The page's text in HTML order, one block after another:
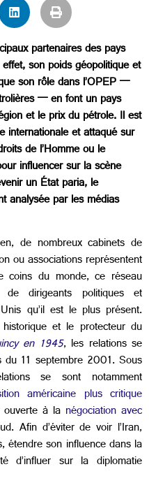
partenaires des pays
son poids géopolitique et
son rôle dans l’OPEP —
— en font un pays
et le prix du pétrole. Il est
internationale et attaqué sur
de l’Homme ou le
influencer sur la scène
un État paria, le
analysée par les médias
de nombreux cabinets de
ou associations représentent
coins du monde, ce réseau
de dirigeants politiques et
qu’il est le plus présent.
et le protecteur du
en 1945, les relations se
11 septembre 2001. Sous
se sont notamment
américaine plus critique
à la négociation avec
Afin d’éviter de voir l’Iran,
étendre son influence dans la
d’influer sur la diplomatie